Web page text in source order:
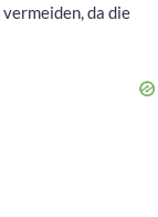
da die